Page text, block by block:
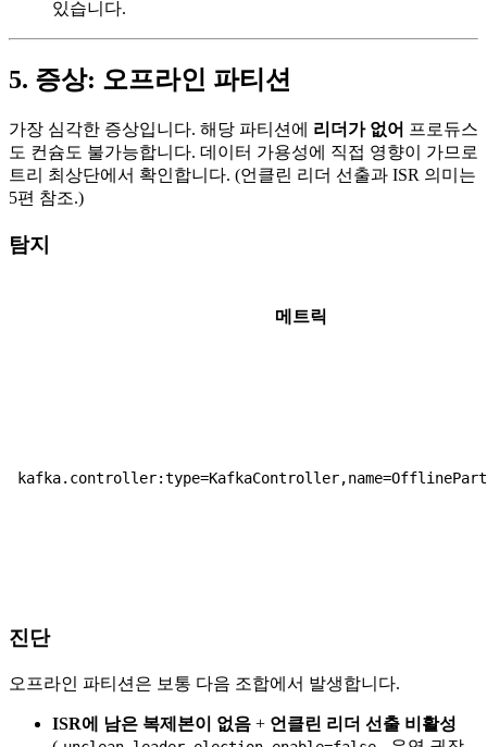
있습니다.
5. 증상: 오프라인 파티션
가장 심각한 증상입니다. 해당 파티션에 리더가 없어 프로듀스
도 컨슘도 불가능합니다. 데이터 가용성에 직접 영향이 가므로
트리 최상단에서 확인합니다. (언클린 리더 선출과 ISR 의미는
5편 참조.)
탐지
메트릭
진단
오프라인 파티션은 보통 다음 조합에서 발생합니다.
ISR에 남은 복제본이 없음 + 언클린 리더 선출 비활성